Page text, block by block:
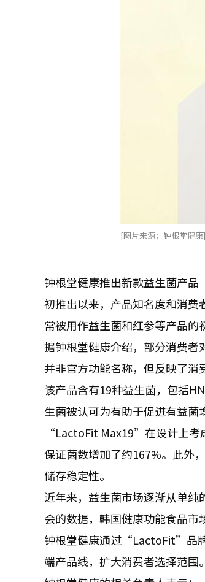
[图片来源：钟根堂健康]
钟根堂健康推出新款益生菌产
初推出以来，产品知名度和消费
常被用作益生菌和红参等产品的
据钟根堂健康介绍，部分消费
并非官方功能名称，但反映了消
该产品含有19种益生菌，包括
生菌被认可为有助于促进有益菌
“LactoFit Max19”在设计上
保证菌数增加了约167%。此外
储存稳定性。
近年来，益生菌市场逐渐从单
会的数据，韩国健康功能食品市
钟根堂健康通过“LactoFit”品
端产品线，扩大消费者选择范围。